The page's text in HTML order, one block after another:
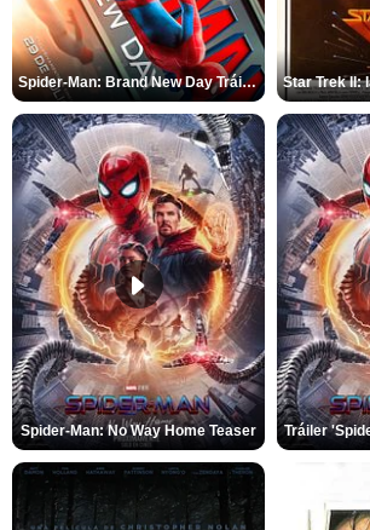
Spider-Man: Brand New Day Tráiler (3)
Spider-Man: No Way Home Teaser Tráiler